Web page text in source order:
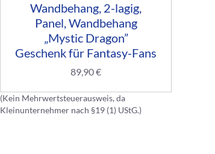
Wandbehang, 2-lagig,
Panel, Wandbehang
„Mystic Dragon”
Geschenk für Fantasy-Fans
89,90€
(Kein Mehrwertsteuerausweis, da
Kleinunternehmer nach §19 (1) UStG.)